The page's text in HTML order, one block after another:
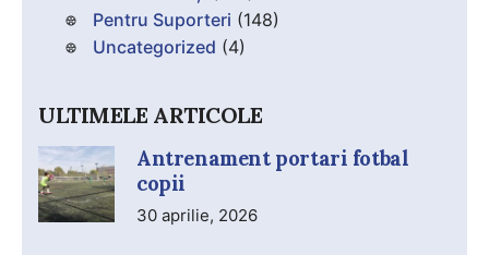
Pentru Suporteri (148)
Uncategorized (4)
ULTIMELE ARTICOLE
Antrenament portari fotbal
copii
30 aprilie, 2026